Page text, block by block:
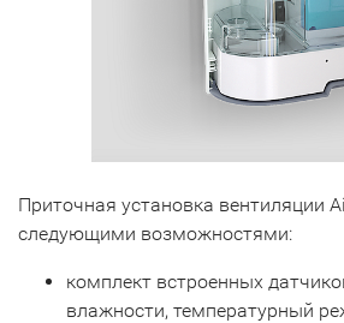
Приточная установка вентиляции
следующими возможностями:
комплект встроенных
влажности, температурный